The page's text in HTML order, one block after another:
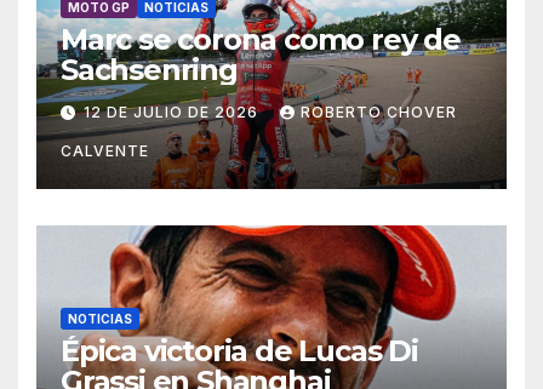
MOTO GP NOTICIAS
Marc se corona como rey de
Sachsenring
12 DE JULIO DE 2026 ROBERTO CHOVER
CALVENTE
NOTICIAS
Épica victoria de Lucas Di
Grassi en Shanghai